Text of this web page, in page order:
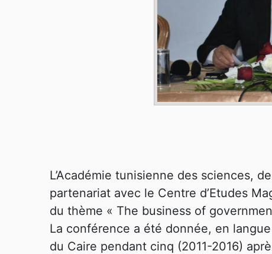
L’Académie tunisienne des sciences,
partenariat avec le Centre d’Etudes
du thème « The business of
La conférence a été donnée, en
du Caire pendant cinq (2011-2016)